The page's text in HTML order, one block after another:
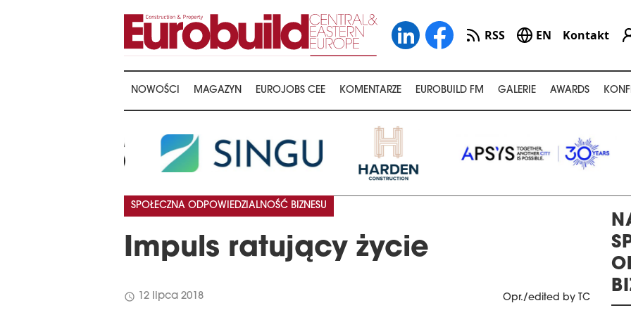
RSS EN Kontakt
NOWOŚCI MAGAZYN EUROJOBS CEE KOMENTARZE EUROBUILD FM GALERIE AWARDS
Impuls ratujący życie
SPOŁECZNA ODPOWIEDZIALNOŚĆ BIZNESU
schedule 12 lipca 2018 Opr./edited by TC